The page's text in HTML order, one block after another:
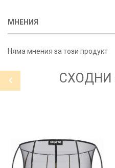
МНЕНИЯ
Няма мнения за този продукт
СХОДНИ